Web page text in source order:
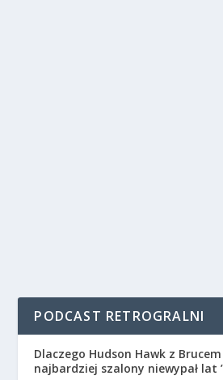
PODCAST RETROGRALNI
Dlaczego Hudson Hawk z
najbardziej szalony niewypał lat